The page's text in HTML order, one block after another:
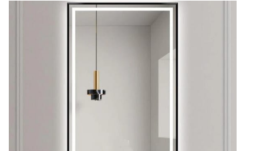
Зеркало для светлой ванной
прямоугольное